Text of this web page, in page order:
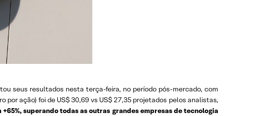
seus resultados nesta terça-feira, no período pós-mercado, com
por ação) foi de US$ 30,69 vs US$ 27,35 projetados pelos analistas,
superando todas as outras grandes empresas de tecnologia